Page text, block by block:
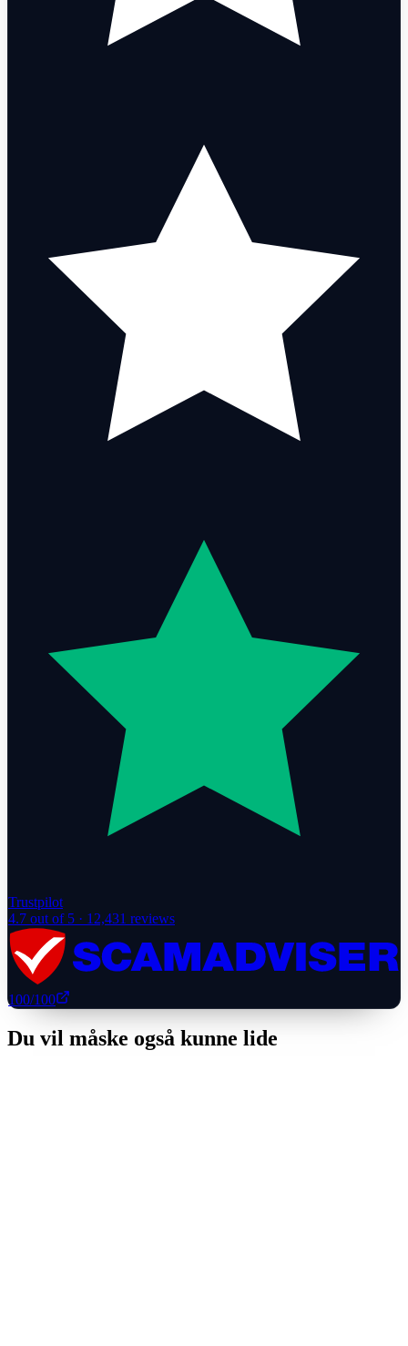
Trustpilot
4.7 out of 5 · 12,431 reviews
100/100
Du vil måske også kunne lide